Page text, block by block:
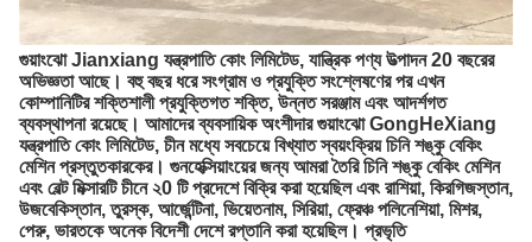
গুয়াংঝো Jianxiang যন্ত্রপাতি কোং লিমিটেড, যান্ত্রিক পণ্য উত্পাদন 20 বছরের
অভিজ্ঞতা আছে। বহু বছর ধরে সংগ্রাম ও প্রযুক্তি সংশ্লেষণের পর এখন
কোম্পানিটির শক্তিশালী প্রযুক্তিগত শক্তি, উন্নত সরঞ্জাম এবং আদর্শগত
ব্যবস্থাপনা রয়েছে। আমাদের ব্যবসায়িক অংশীদার গুয়াংঝো GongHeXiang
যন্ত্রপাতি কোং লিমিটেড, চীন মধ্যে সবচেয়ে বিখ্যাত স্বয়ংক্রিয় চিনি শঙ্কু বেকিং
মেশিন প্রস্তুতকারকের। গুনহেক্সিয়াংয়ের জন্য আমরা তৈরি চিনি শঙ্কু বেকিং মেশিন
এবং বেল্ট মিক্সারটি চীনে ২0 টি প্রদেশে বিক্রি করা হয়েছিল এবং রাশিয়া, কিরগিজস্তান,
উজবেকিস্তান, তুরস্ক, আর্জেন্টিনা, ভিয়েতনাম, সিরিয়া, ফ্রেঞ্চ পলিনেশিয়া, মিশর,
পেরু, ভারতকে অনেক বিদেশী দেশে রপ্তানি করা হয়েছিল। প্রভৃতি